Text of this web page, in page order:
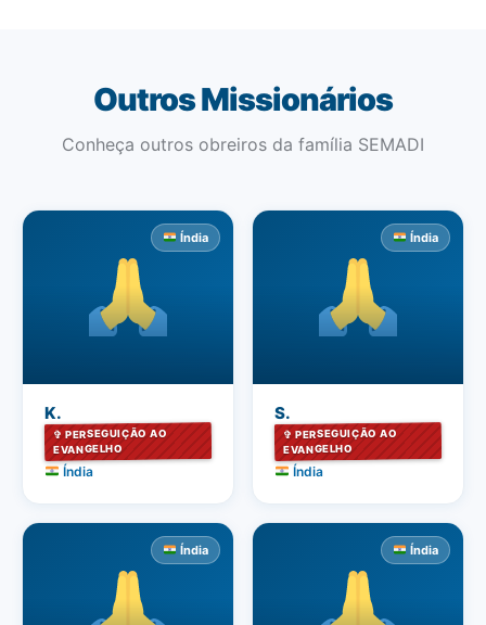
Outros Missionários
Conheça outros obreiros da família SEMADI
Índia
K.
✞ PERSEGUIÇÃO AO
EVANGELHO
Índia
Índia
S.
✞ PERSEGUIÇÃO AO
EVANGELHO
Índia
Índia Índia